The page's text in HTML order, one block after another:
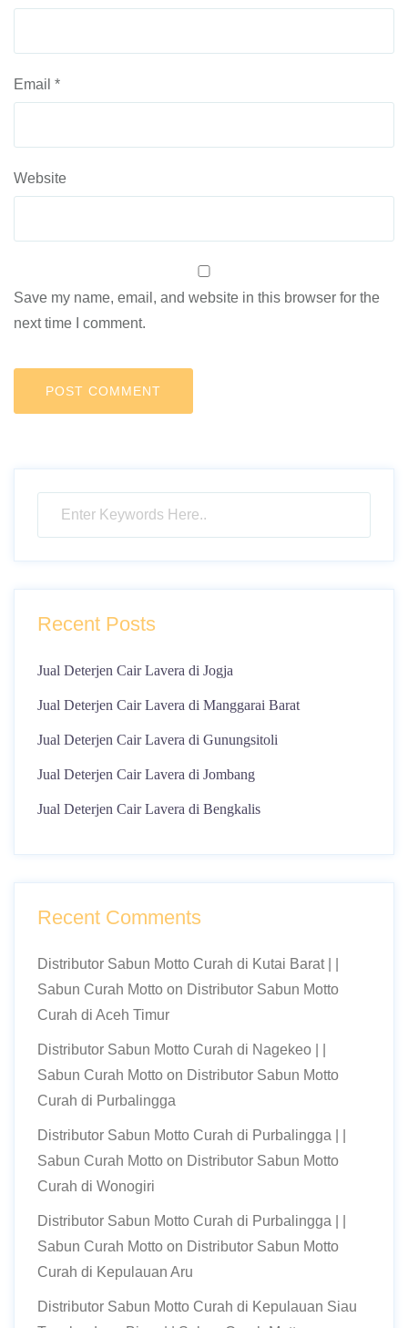
Email *
Website
Save my name, email, and website in this browser for the
next time I comment.
Recent Posts
Jual Deterjen Cair Lavera di Jogja
Jual Deterjen Cair Lavera di Manggarai Barat
Jual Deterjen Cair Lavera di Gunungsitoli
Jual Deterjen Cair Lavera di Jombang
Jual Deterjen Cair Lavera di Bengkalis
Recent Comments
Distributor Sabun Motto Curah di Kutai Barat | |
Sabun Curah Motto on Distributor Sabun Motto
Curah di Aceh Timur
Distributor Sabun Motto Curah di Nagekeo | |
Sabun Curah Motto on Distributor Sabun Motto
Curah di Purbalingga
Distributor Sabun Motto Curah di Purbalingga | |
Sabun Curah Motto on Distributor Sabun Motto
Curah di Wonogiri
Distributor Sabun Motto Curah di Purbalingga | |
Sabun Curah Motto on Distributor Sabun Motto
Curah di Kepulauan Aru
Distributor Sabun Motto Curah di Kepulauan Siau